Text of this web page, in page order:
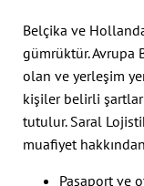
Belçika ve
gümrüktür. Avrupa
olan ve yerleşim
kişiler belirli
tutulur. Saral
muafiyet
Pasaport ve